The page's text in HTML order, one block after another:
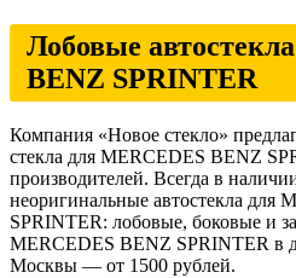
Лобовые
BENZ SPRINTER
Компания «Новое стекло»
стекла для MERCEDES BENZ
производителей. Всегда в
неоригинальные автостекла для
SPRINTER: лобовые, боковые и
MERCEDES BENZ SPRINTER в
Москвы — от 1500 рублей.